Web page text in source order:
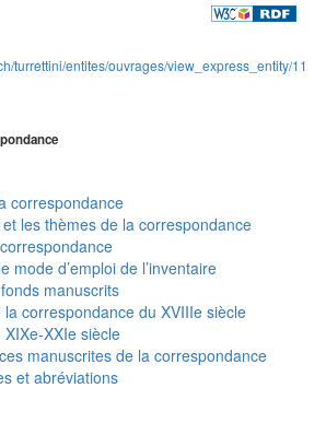
turrettini/entites/ouvrages/view_express_entity/11
correspondance
les thèmes de la correspondance
mode d’emploi de l’inventaire
manuscrits
la correspondance du XVIIIe siècle
XXIe siècle
manuscrites de la correspondance
et abréviations